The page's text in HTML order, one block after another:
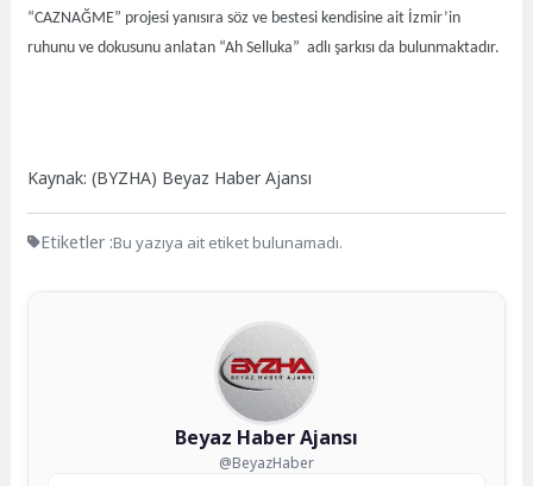
“CAZNAĞME” projesi yanısıra söz ve bestesi kendisine ait İzmir’in
ruhunu ve dokusunu anlatan “Ah Selluka” adlı şarkısı da bulunmaktadır.
Kaynak: (BYZHA) Beyaz Haber Ajansı
Etiketler :Bu yazıya ait etiket bulunamadı.
Beyaz Haber Ajansı
@BeyazHaber